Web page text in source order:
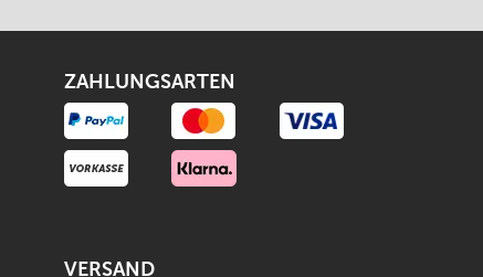
ZAHLUNGSARTEN
VERSAND